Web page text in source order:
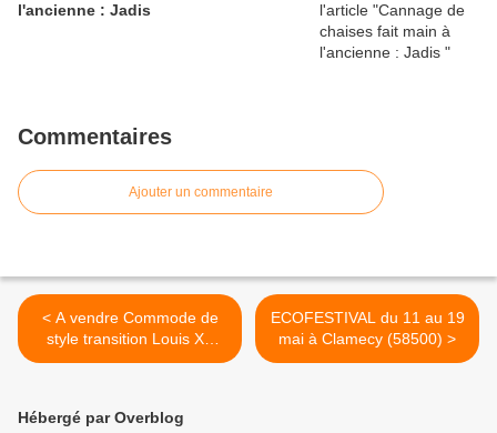
l'ancienne : Jadis
Commentaires
Ajouter un commentaire
< A vendre Commode de
style transition Louis XV
Louis XVI
ECOFESTIVAL du 11 au 19
mai à Clamecy (58500) >
Hébergé par Overblog